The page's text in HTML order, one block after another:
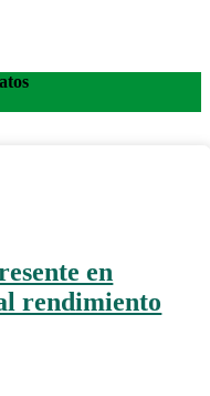
en
rendimiento